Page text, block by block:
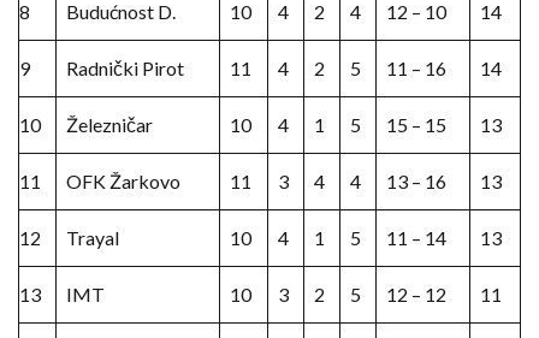
8 Budućnost D. 10 4 2 4 12 – 10 14
9 Radnički Pirot 11 4 2 5 11 – 16 14
10 Železničar 10 4 1 5 15 – 15 13
11 OFK Žarkovo 11 3 4 4 13 – 16 13
12 Trayal 10 4 1 5 11 – 14 13
13 IMT 10 3 2 5 12 – 12 11